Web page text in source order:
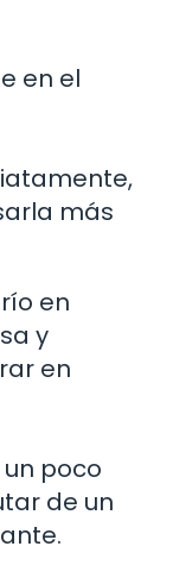
en el
más
en
y
en
poco
de un